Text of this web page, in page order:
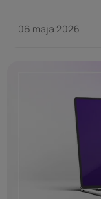
korporacyjnej –
06 maja 2026